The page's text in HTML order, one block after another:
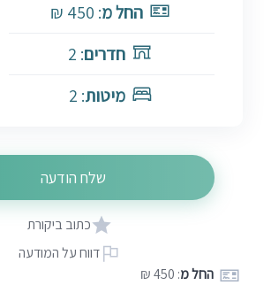
החל מ: 450 ₪
החל מ: 450 ₪
חדרים: 2
מיטות: 2
שלח הודעה
כתוב ביקורת
דווח על המודעה